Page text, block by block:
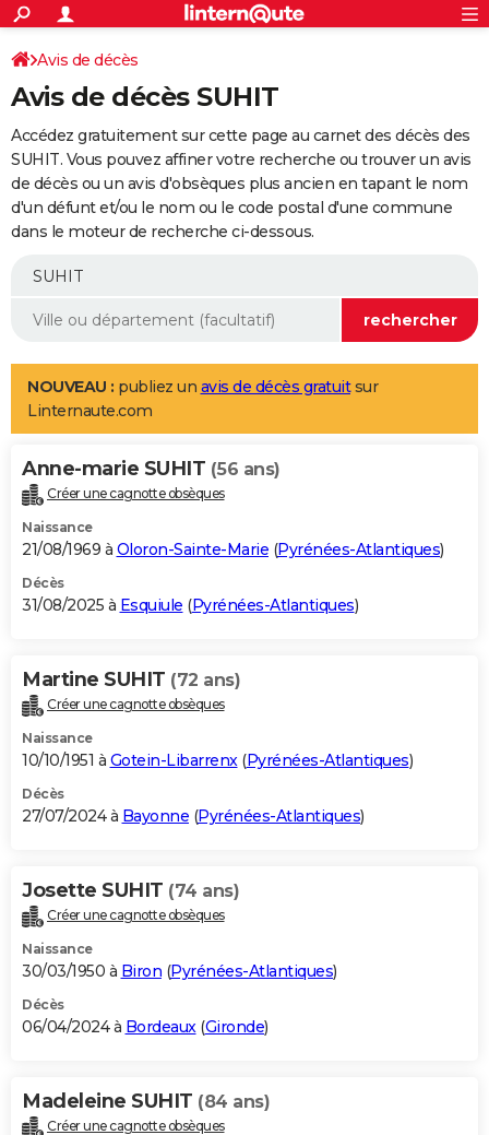
ACTUALITÉS
Politique
Société
Faits Divers
Education
Monde
Villes
+
SPORT
Coupe du monde 2026
Football
Tennis
Cyclisme
Rugby
Forum
Programme TV
TNT
Streaming
Cinéma
Sorties cinéma
Musique
+
FINANCE
Retraite
Impôts
Epargne
Immobilier
Risques naturels par ville
Banque
Assurance
Crédit
AUTO
Essais
Réserver un essai
Citadines
Berlines
SUV
Forum auto
+
Mobiles
Meilleur smartphone
Internet
Ordinateurs
Jeux vidéo
Guide high-tech
Aménagement intérieur
LIFESTYLE
Art de vivre
Bien-être
Loisirs
Mode
Modes de vie
Alimentation
Guide de la santé
Maladies
Médicaments
Sommeil
VOYAGE
Destinations
City break
Voyage nature
Voyage de noces
Forum
Climat
+PHOTO
GUIDES D'ACHAT
BONS PLANS
Carte de Noël
Carte Bonne année
Carte Saint-Valentin
Carte Pâques
Carte d'anniversaire
DICTIONNAIRE
Dictionnaire
Biographies
Citations
Expressions
Proverbes
PROGRAMME TV
S'inscrire
Se connecter
Lycées
Collèges
Primaires
Universités
Entreprises
Service militaire
Avis de recherche
AVIS DE DÉCÈS
Bricolage
Lifestyle
Culture
Sport
Auto
Television
Voyage
Cinema
Avis de décès
Avis de décès SUHIT
Accédez gratuitement sur cette page au carnet des décès des
SUHIT. Vous pouvez affiner votre recherche ou trouver un avis
de décès ou un avis d'obsèques plus ancien en tapant le nom
d'un défunt et/ou le nom ou le code postal d'une commune
dans le moteur de recherche ci-dessous.
NOUVEAU : publiez un avis de décès gratuitsur
Linternaute.com
Anne-marie SUHIT (56 ans)
Créer une cagnotte obsèques
Naissance
21/08/1969 à Oloron-Sainte-Marie (Pyrénées-Atlantiques)
Décès
31/08/2025 à Esquiule (Pyrénées-Atlantiques)
Martine SUHIT (72 ans)
Créer une cagnotte obsèques
Naissance
10/10/1951 à Gotein-Libarrenx(Pyrénées-Atlantiques)
Décès
27/07/2024 à Bayonne (Pyrénées-Atlantiques)
Josette SUHIT (74 ans)
Créer une cagnotte obsèques
Naissance
30/03/1950 à Biron (Pyrénées-Atlantiques)
Décès
06/04/2024 à Bordeaux(Gironde)
Madeleine SUHIT (84 ans)
Créer une cagnotte obsèques